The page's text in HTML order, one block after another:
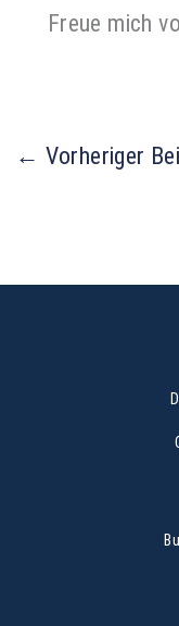
Freue mich
← Vorheriger